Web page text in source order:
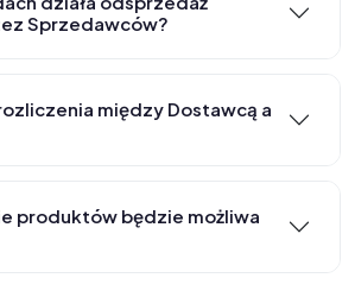
Sprzedawców?
między Dostawcą a
produktów będzie możliwa